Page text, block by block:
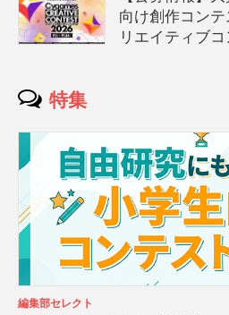
向け創作コン
リエイティブ
特集
編集部セレクト